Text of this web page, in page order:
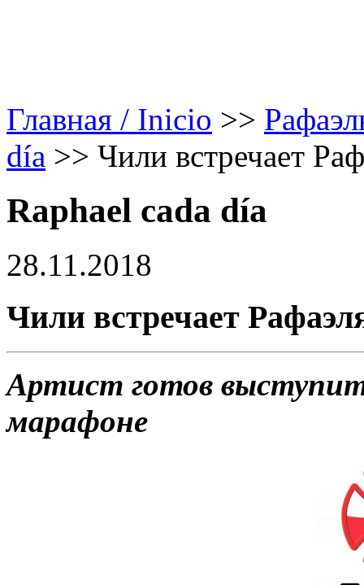
Главная / Inicio >>
día >> Чили встречает
Raphael cada día
28.11.2018
Чили встречает
Артист готов
марафоне